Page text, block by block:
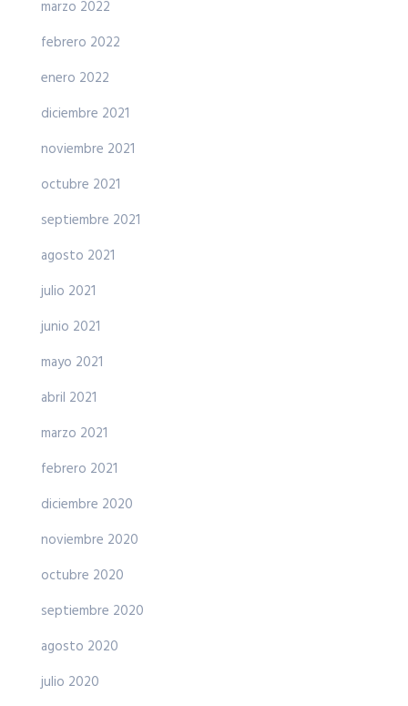
marzo 2022
febrero 2022
enero 2022
diciembre 2021
noviembre 2021
octubre 2021
septiembre 2021
agosto 2021
julio 2021
junio 2021
mayo 2021
abril 2021
marzo 2021
febrero 2021
diciembre 2020
noviembre 2020
octubre 2020
septiembre 2020
agosto 2020
julio 2020